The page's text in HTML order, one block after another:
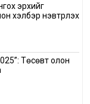
эрхийг
хэлбэр нэвтрүүлэх
Төсөвт олон